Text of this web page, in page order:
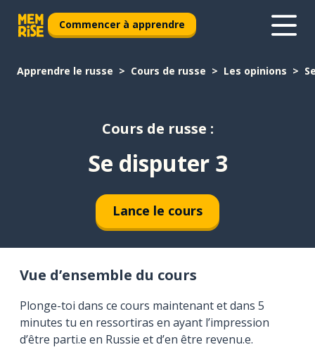
Commencer à apprendre
Apprendre le russe Cours de russe Les opinions
Cours de russe :
Se disputer 3
Lance le cours
Vue d’ensemble du cours
Plonge-toi dans ce cours maintenant et dans 5
minutes tu en ressortiras en ayant l’impression
d’être parti.e en Russie et d’en être revenu.e.